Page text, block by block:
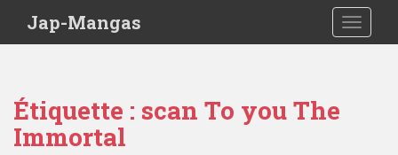
Jap-Mangas
Étiquette : scan To you The
Immortal